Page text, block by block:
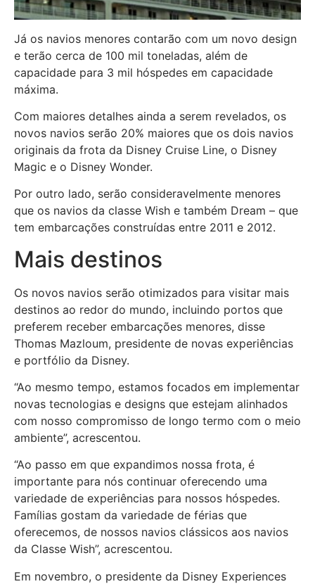
Já os navios menores contarão com um novo design
e terão cerca de 100 mil toneladas, além de
capacidade para 3 mil hóspedes em capacidade
máxima.
Com maiores detalhes ainda a serem revelados, os
novos navios serão 20% maiores que os dois navios
originais da frota da Disney Cruise Line, o Disney
Magic e o Disney Wonder.
Por outro lado, serão consideravelmente menores
que os navios da classe Wish e também Dream – que
tem embarcações construídas entre 2011 e 2012.
Mais destinos
Os novos navios serão otimizados para visitar mais
destinos ao redor do mundo, incluindo portos que
preferem receber embarcações menores, disse
Thomas Mazloum, presidente de novas experiências
e portfólio da Disney.
“Ao mesmo tempo, estamos focados em implementar
novas tecnologias e designs que estejam alinhados
com nosso compromisso de longo termo com o meio
ambiente”, acrescentou.
“Ao passo em que expandimos nossa frota, é
importante para nós continuar oferecendo uma
variedade de experiências para nossos hóspedes.
Famílias gostam da variedade de férias que
oferecemos, de nossos navios clássicos aos navios
da Classe Wish”, acrescentou.
Em novembro, o presidente da Disney Experiences